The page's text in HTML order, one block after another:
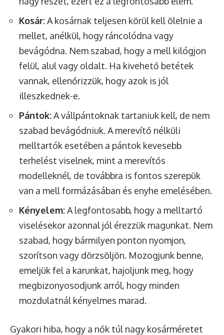
Kosár:A kosárnak teljesen körül kell ölelnie a
mellet, anélkül, hogy ráncolódna vagy
bevágódna. Nem szabad, hogy a mell kilógjon
felül, alul vagy oldalt. Ha kivehető betétek
vannak, ellenőrizzük, hogy azok is jól
illeszkednek-e.
Pántok:A vállpántoknak tartaniuk kell, de nem
szabad bevágódniuk. A merevítő nélküli
melltartók esetében a pántok kevesebb
terhelést viselnek, mint a merevítős
modelleknél, de továbbra is fontos szerepük
van a mell formázásában és enyhe emelésében.
Kényelem:A legfontosabb, hogy a melltartó
viselésekor azonnal jól érezzük magunkat. Nem
szabad, hogy bármilyen ponton nyomjon,
szorítson vagy dörzsöljön. Mozogjunk benne,
emeljük fel a karunkat, hajoljunk meg, hogy
megbizonyosodjunk arról, hogy minden
mozdulatnál kényelmes marad.
Gyakori hiba, hogy a nők túl nagy kosárméretet